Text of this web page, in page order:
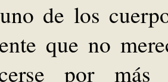
de los
que no
por